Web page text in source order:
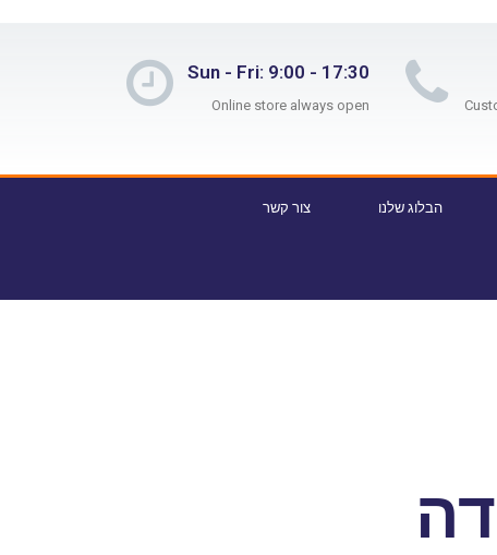
Sun - Fri: 9:00 - 17:30
Online store always open
הבלוג שלנו צור קשר